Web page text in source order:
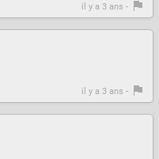
il y a 3 ans -
il y a 3 ans -